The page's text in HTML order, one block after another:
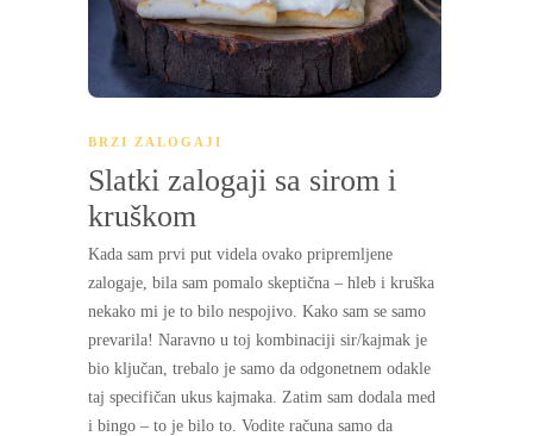
BRZI ZALOGAJI
Slatki zalogaji sa sirom i
kruškom
Kada sam prvi put videla ovako pripremljene
zalogaje, bila sam pomalo skeptična – hleb i kruška
nekako mi je to bilo nespojivo. Kako sam se samo
prevarila! Naravno u toj kombinaciji sir/kajmak je
bio ključan, trebalo je samo da odgonetnem odakle
taj specifičan ukus kajmaka. Zatim sam dodala med
i bingo – to je bilo to. Vodite računa samo da